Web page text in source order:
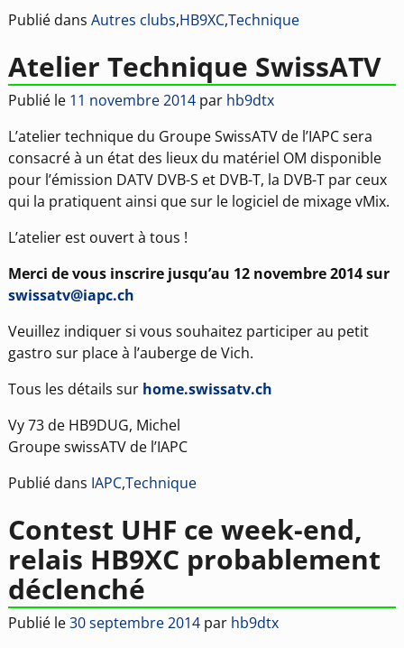
Publié dans Autres clubs,HB9XC,Technique
Atelier Technique SwissATV
Publié le 11 novembre 2014 par hb9dtx
L’atelier technique du Groupe SwissATV de l’IAPC sera
consacré à un état des lieux du matériel OM disponible
pour l’émission DATV DVB-S et DVB-T, la DVB-T par ceux
qui la pratiquent ainsi que sur le logiciel de mixage vMix.
L’atelier est ouvert à tous !
Merci de vous inscrire jusqu’au 12 novembre 2014 sur
swissatv@iapc.ch
Veuillez indiquer si vous souhaitez participer au petit
gastro sur place à l’auberge de Vich.
Tous les détails sur home.swissatv.ch
Vy 73 de HB9DUG, Michel
Groupe swissATV de l’IAPC
Publié dans IAPC,Technique
Contest UHF ce week-end,
relais HB9XC probablement
déclenché
Publié le30 septembre 2014 par hb9dtx